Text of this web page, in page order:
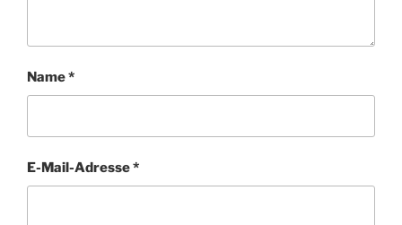
Name*
E-Mail-Adresse*